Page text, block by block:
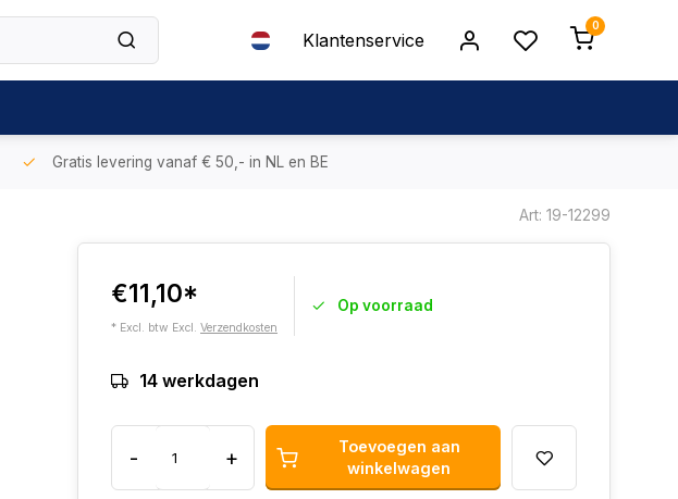
Klantenservice
0
Gratis levering vanaf € 50,- in NL en BE
Art: 19-12299
€11,10*
* Excl. btw Excl. Verzendkosten
Op voorraad
14 werkdagen
- +
Toevoegen aan
winkelwagen